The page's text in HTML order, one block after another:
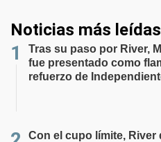
Noticias más leídas
Tras su paso por River,
fue presentado como
refuerzo de
Con el cupo límite, River